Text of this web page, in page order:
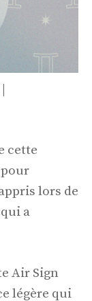
cette
lors de
a
Air Sign
légère qui